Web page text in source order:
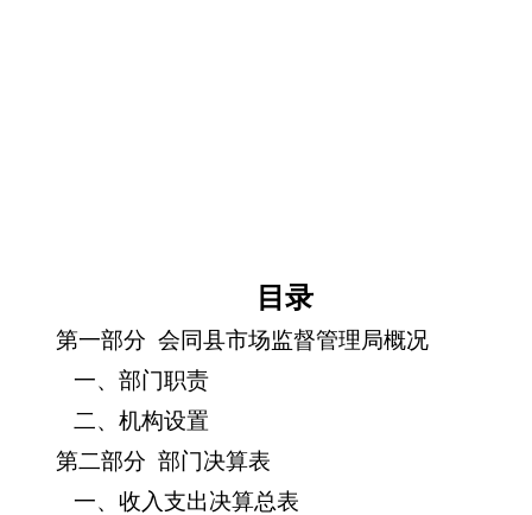
目录
第一部分 会同县市场监督管理局概况
一、部门职责
二、机构设置
第二部分 部门决算表
一、收入支出决算总表